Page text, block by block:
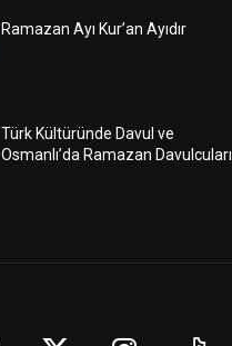
Ramazan Ayı Kur’an Ayıdır
Türk Kültüründe Davul ve
Osmanlı’da Ramazan Davulcuları